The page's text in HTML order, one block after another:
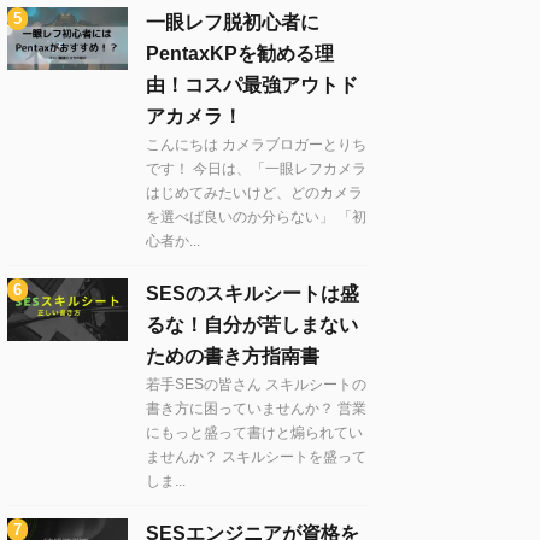
一眼レフ脱初心者に
PentaxKPを勧める理
由！コスパ最強アウトド
アカメラ！
こんにちは カメラブロガーとりち
です！ 今日は、「一眼レフカメラ
はじめてみたいけど、どのカメラ
を選べば良いのか分らない」 「初
心者か...
SESのスキルシートは盛
るな！自分が苦しまない
ための書き方指南書
若手SESの皆さん スキルシートの
書き方に困っていませんか？ 営業
にもっと盛って書けと煽られてい
ませんか？ スキルシートを盛って
しま...
SESエンジニアが資格を